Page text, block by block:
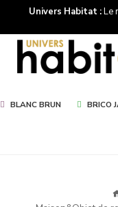
Univers Habitat :Le
BLANC BRUN BRICO